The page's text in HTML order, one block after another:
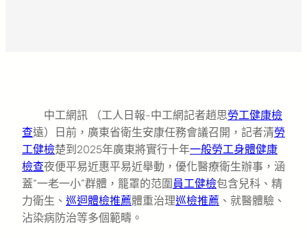
中工網訊 （工人日報-中工網記者趙思勞工健康檢
查遠）日前，廣東省衛生安康任務會議召開，記者清勞
工健檢楚到2025年廣東將實行十年一般勞工身體健康
檢查夜便平易近惠平易近舉動，優化醫療衛生辦事，涵
蓋“一老一小”群體，籠罩的范圍 員工健檢包含兒科、精
力衛生、 巡迴體檢推薦體重治理巡檢推薦 、就醫體驗、
沾染病防治等多個範疇。